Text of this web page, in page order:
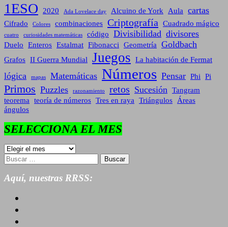
1ESO 2020 Ada Lovelace day Alcuino de York Aula cartas
Cifrado Colores combinaciones Criptografía Cuadrado mágico
cuatro curiosidades matemáticas código Divisibilidad divisores
Duelo Enteros Estalmat Fibonacci Geometría Goldbach
Grafos II Guerra Mundial Juegos La habitación de Fermat
lógica mapas Matemáticas Números Pensar Phi Pi
Primos Puzzles razonamiento retos Sucesión Tangram
teorema teoría de números Tres en raya Triángulos Áreas
ángulos
SELECCIONA EL MES
SELECCIONA
EL
MES
Buscar:
Aquí, nuestras RRSS: